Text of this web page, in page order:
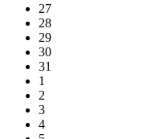
27
28
29
30
31
1
2
3
4